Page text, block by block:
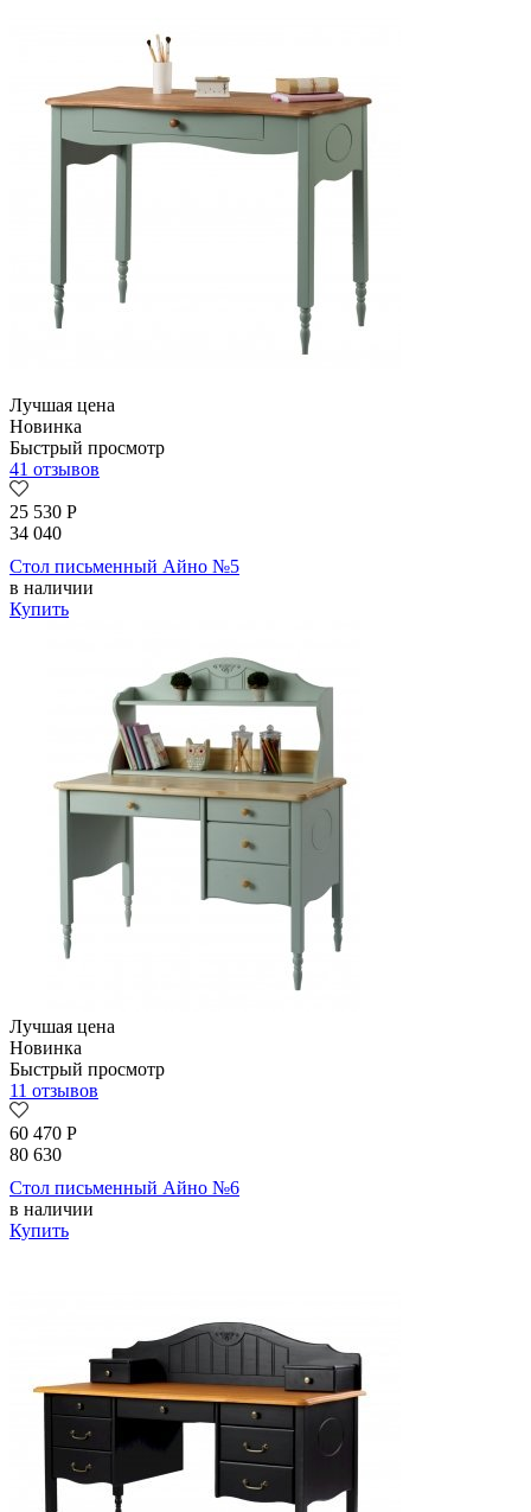
Лучшая цена
Новинка
Быстрый просмотр
41 отзывов
25 530 Р
34 040
Стол письменный Айно №5
в наличии
Купить
Лучшая цена
Новинка
Быстрый просмотр
11 отзывов
60 470 Р
80 630
Стол письменный Айно №6
в наличии
Купить